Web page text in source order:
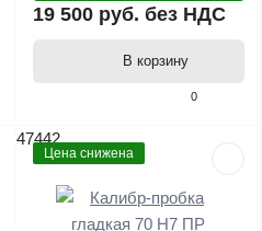
0
19 500 руб. без НДС
В корзину
47442
Цена снижена